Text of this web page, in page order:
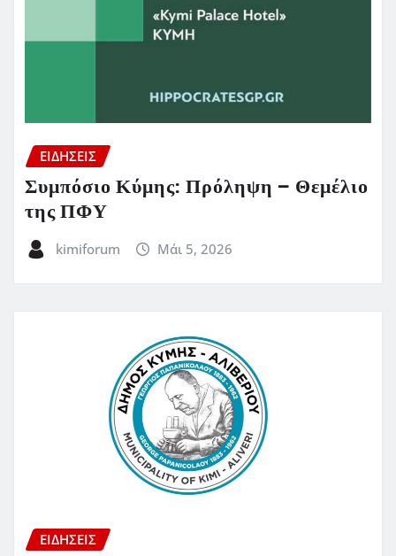
ΕΙΔΗΣΕΙΣ
Συμπόσιο Κύμης: Πρόληψη – Θεμέλιο
της ΠΦΥ
kimiforum Μάι 5, 2026
ΕΙΔΗΣΕΙΣ